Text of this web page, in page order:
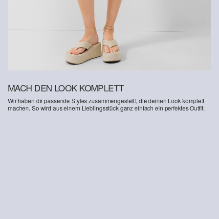
Deine Retoure kannst du HIER online anmelden.
MACH DEN LOOK KOMPLETT
Wir haben dir passende Styles zusammengestellt, die deinen Look komplett
machen. So wird aus einem Lieblingsstück ganz einfach ein perfektes Outfit.